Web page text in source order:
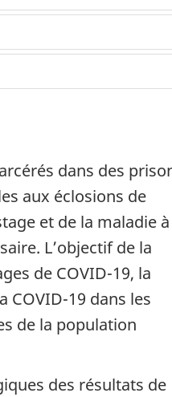
dans des
aux éclosions de
et de la maladie à
L’objectif de la
de COVID-19, la
COVID-19 dans les
de la population
des résultats de